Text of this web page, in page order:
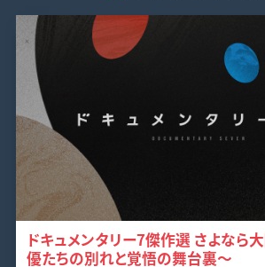
ドキュメンタリー7傑作選 さよなら
優たちの別れと覚悟の舞台裏～